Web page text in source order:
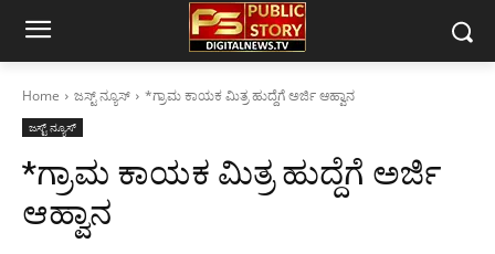
Home ಜಸ್ಟ್ ನ್ಯೂಸ್ *ಗ್ರಾಮ ಕಾಯಕ ಮಿತ್ರ ಹುದ್ದೆಗೆ ಅರ್ಜಿ ಆಹ್ವಾನ
ಜಸ್ಟ್ ನ್ಯೂಸ್
*ಗ್ರಾಮ ಕಾಯಕ ಮಿತ್ರ ಹುದ್ದೆಗೆ ಅರ್ಜಿ
ಆಹ್ವಾನ